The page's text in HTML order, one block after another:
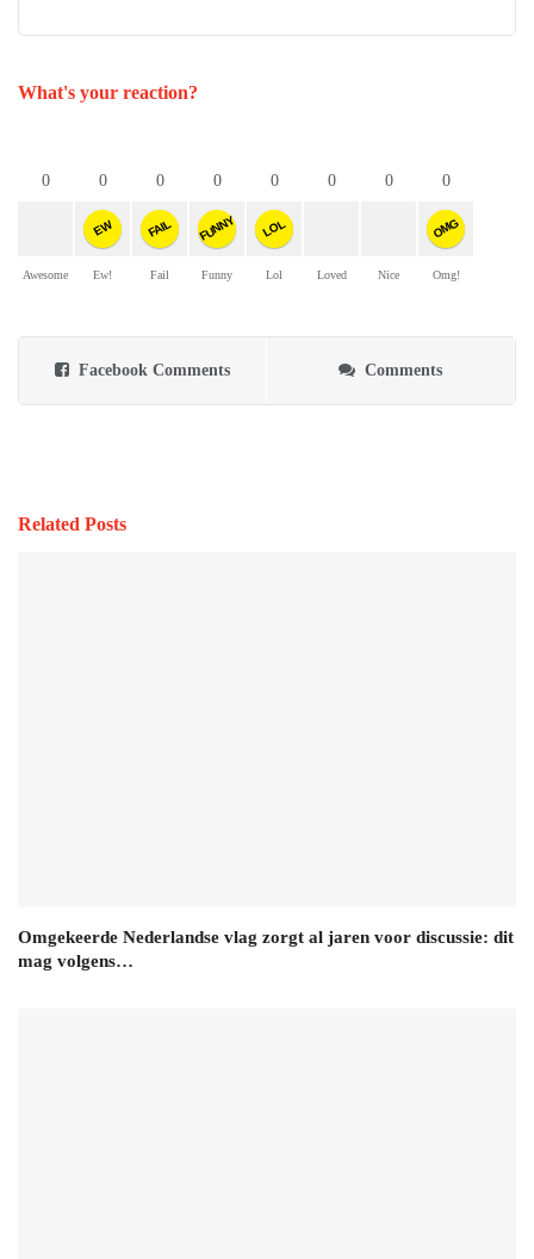
What's your reaction?
0
Awesome
0
EW
Ew!
0
FAIL
Fail
0
FUNNY
Funny
0
LOL
Lol
0
Loved
0
Nice
0
OMG
Omg!
Facebook Comments Comments
Related Posts
Omgekeerde Nederlandse vlag zorgt al jaren voor discussie: dit
mag volgens…